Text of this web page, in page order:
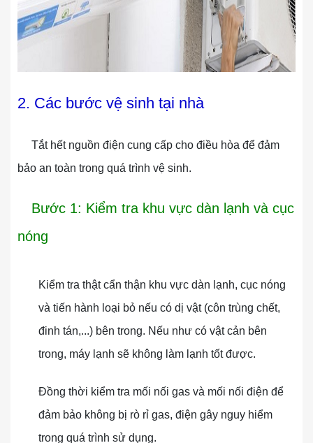
2. Các bước vệ sinh tại nhà
Tắt hết nguồn điện cung cấp cho điều hòa để đảm
bảo an toàn trong quá trình vệ sinh.
Bước 1: Kiểm tra khu vực dàn lạnh và cục
nóng
Kiểm tra thật cẩn thận khu vực dàn lạnh, cục nóng
và tiến hành loại bỏ nếu có dị vật (côn trùng chết,
đinh tán,...) bên trong. Nếu như có vật cản bên
trong, máy lạnh sẽ không làm lạnh tốt được.
Đồng thời kiểm tra mối nối gas và mối nối điện để
đảm bảo không bị rò rỉ gas, điện gây nguy hiểm
trong quá trình sử dụng.